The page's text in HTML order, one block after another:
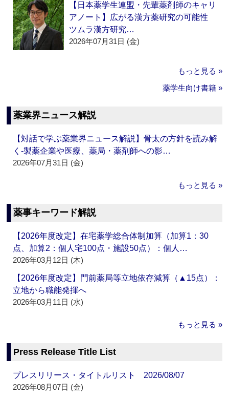
【日本薬学生連盟・先輩薬剤師のキャリ
アノート】広がる漢方薬研究の可能性
ツムラ漢方研究…
2026年07月31日 (金)
もっと見る »
薬学生向け書籍 »
薬業界ニュース解説
【対話で学ぶ薬業界ニュース解説】骨太の方針を読み解
く‐製薬企業や医療、薬局・薬剤師への影…
2026年07月31日 (金)
もっと見る »
薬事キーワード解説
【2026年度改定】在宅薬学総合体制加算（加算1：30
点、加算2：個人宅100点・施設50点）：個人…
2026年03月12日 (木)
【2026年度改定】門前薬局等立地依存減算（▲15点）：
立地から職能発揮へ
2026年03月11日 (水)
もっと見る »
Press Release Title List
プレスリリース・タイトルリスト 2026/08/07
2026年08月07日 (金)